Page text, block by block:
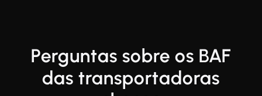
Perguntas sobre os BAF
das transportadoras